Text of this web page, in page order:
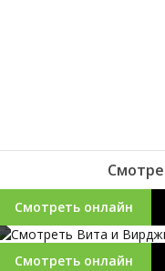
Смотреть онлайн
Смотреть онлайн